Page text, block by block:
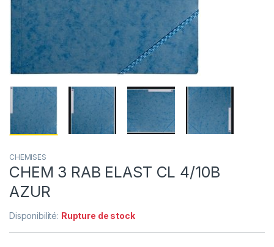
CHEMISES
CHEM 3 RAB ELAST CL 4/10B
AZUR
Disponibilité: Rupture de stock